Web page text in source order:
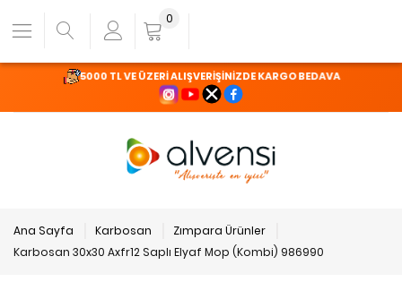
5000 TL VE ÜZERİ ALIŞVERİŞİNİZDE KARGO BEDAVA
0
Ana Sayfa Karbosan
Zımpara Ürünler
Karbosan 30x30 Axfr12 Saplı Elyaf Mop (Kombi) 986990